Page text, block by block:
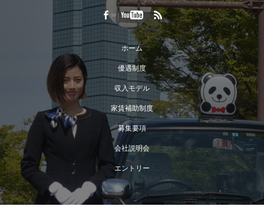
ホーム
優遇制度
収入モデル
家賃補助制度
募集要項
会社説明会
エントリー